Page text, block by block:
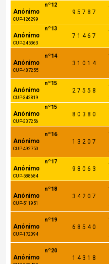
nº12
Anónimo
CUP-126299
9 5 7 8 7
nº13
Anónimo
CUP-245363
7 1 4 6 7
nº14
Anónimo
CUP-487255
3 1 0 1 4
nº15
Anónimo
CUP-342819
2 7 5 5 8
nº15
Anónimo
CUP-337256
8 0 3 8 0
nº16
Anónimo
CUP-492750
1 3 2 0 7
nº17
Anónimo
CUP-588684
9 8 0 6 3
nº18
Anónimo
CUP-511951
3 4 2 0 7
nº19
Anónimo
CUP-172094
6 8 5 4 0
nº20
Anónimo 1 4 3 1 8